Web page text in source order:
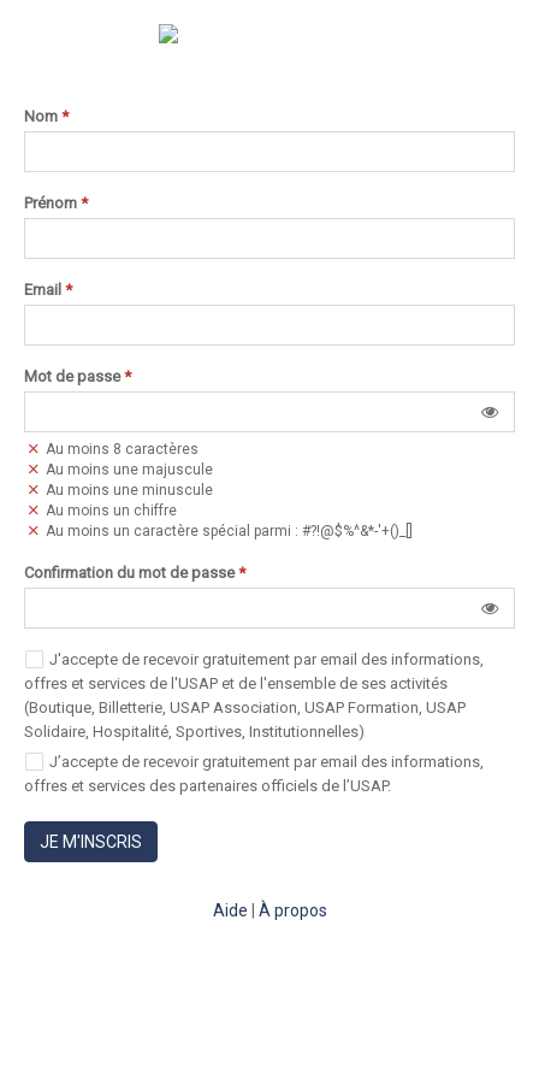
Nom *
Prénom *
Email *
Mot de passe*
Au moins 8 caractères
Au moins une majuscule
Au moins une minuscule
Au moins un chiffre
Au moins un caractère spécial parmi : #?!@$%^&*-'+()_[]
Confirmation du mot de passe*
J'accepte de recevoir gratuitement par email des informations,
offres et services de l'USAP et de l'ensemble de ses activités
(Boutique, Billetterie, USAP Association, USAP Formation, USAP
Solidaire, Hospitalité, Sportives, Institutionnelles)
J’accepte de recevoir gratuitement par email des informations,
offres et services des partenaires officiels de l’USAP.
JE M'INSCRIS
Aide À propos